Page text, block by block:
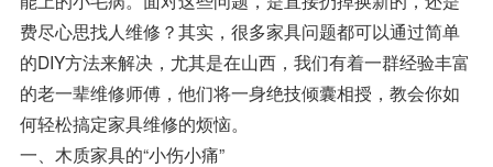
费尽心思找人维修？其实，很多家具问题都可以通过简单
的DIY方法来解决，尤其是在山西，我们有着一群经验丰富
的老一辈维修师傅，他们将一身绝技倾囊相授，教会你如
何轻松搞定家具维修的烦恼。
一、木质家具的“小伤小痛”